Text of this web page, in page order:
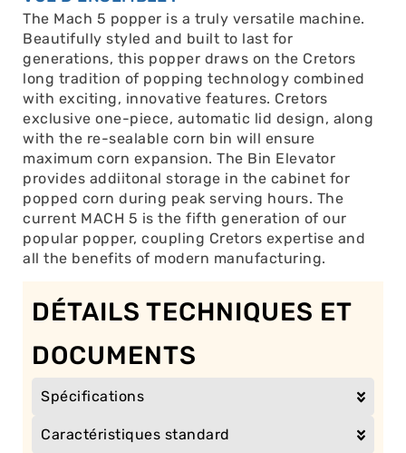
The Mach 5 popper is a truly versatile machine.
Beautifully styled and built to last for
generations, this popper draws on the Cretors
long tradition of popping technology combined
with exciting, innovative features. Cretors
exclusive one-piece, automatic lid design, along
with the re-sealable corn bin will ensure
maximum corn expansion. The Bin Elevator
provides addiitonal storage in the cabinet for
popped corn during peak serving hours. The
current MACH 5 is the fifth generation of our
popular popper, coupling Cretors expertise and
all the benefits of modern manufacturing.
DÉTAILS TECHNIQUES ET
DOCUMENTS
Spécifications
Caractéristiques standard